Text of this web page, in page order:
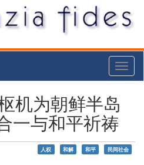
机为朝鲜半岛
一与和平祈祷
人权 和解 和平 民间社会